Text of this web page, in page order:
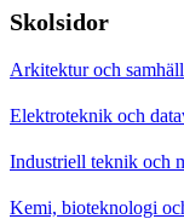
Skolsidor
Arkitektur och
Elektroteknik och
Industriell teknik och
Kemi, bioteknologi